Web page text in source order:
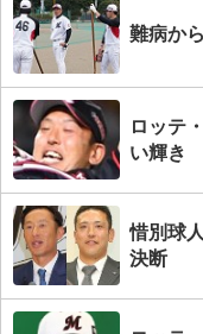
難病か
ロッテ
い輝き
惜別球
決断